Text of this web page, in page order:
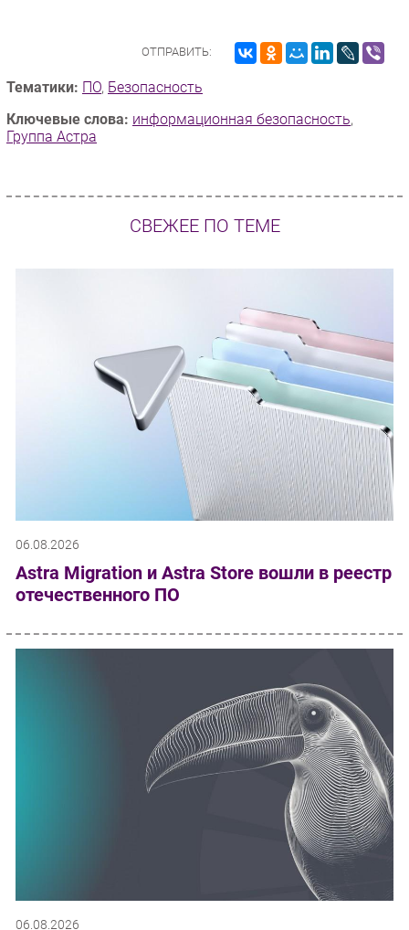
ОТПРАВИТЬ:
Тематики: ПО, Безопасность
Ключевые слова: информационная безопасность,
Группа Астра
СВЕЖЕЕ ПО ТЕМЕ
06.08.2026
Astra Migration и Astra Store вошли в реестр
отечественного ПО
06.08.2026